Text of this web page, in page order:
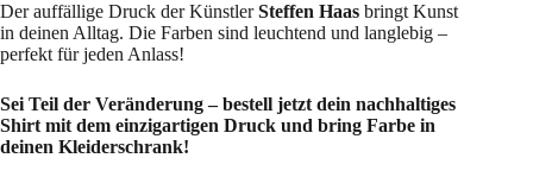
Der auffällige Druck der KünstlerSteffen Haas bringt Kunst
in deinen Alltag. Die Farben sind leuchtend und langlebig –
perfekt für jeden Anlass!
Sei Teil der Veränderung – bestell jetzt dein nachhaltiges
Shirt mit dem einzigartigen Druck und bring Farbe in
deinen Kleiderschrank!